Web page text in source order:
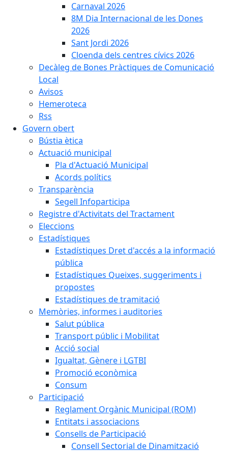
Carnaval 2026
8M Dia Internacional de les Dones
2026
Sant Jordi 2026
Cloenda dels centres cívics 2026
Decàleg de Bones Pràctiques de Comunicació
Local
Avisos
Hemeroteca
Rss
Govern obert
Bústia ètica
Actuació municipal
Pla d'Actuació Municipal
Acords polítics
Transparència
Segell Infoparticipa
Registre d'Activitats del Tractament
Eleccions
Estadístiques
Estadístiques Dret d'accés a la informació
pública
Estadístiques Queixes, suggeriments i
propostes
Estadístiques de tramitació
Memòries, informes i auditories
Salut pública
Transport públic i Mobilitat
Acció social
Igualtat, Gènere i LGTBI
Promoció econòmica
Consum
Participació
Reglament Orgànic Municipal (ROM)
Entitats i associacions
Consells de Participació
Consell Sectorial de Dinamització